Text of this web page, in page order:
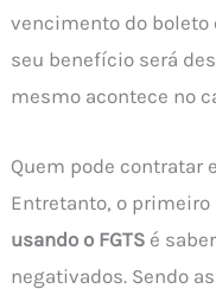
vencimento do boleto
seu benefício será
mesmo acontece no
Quem pode contratar
Entretanto, o primeiro
usando o FGTS é
negativados. Sendo